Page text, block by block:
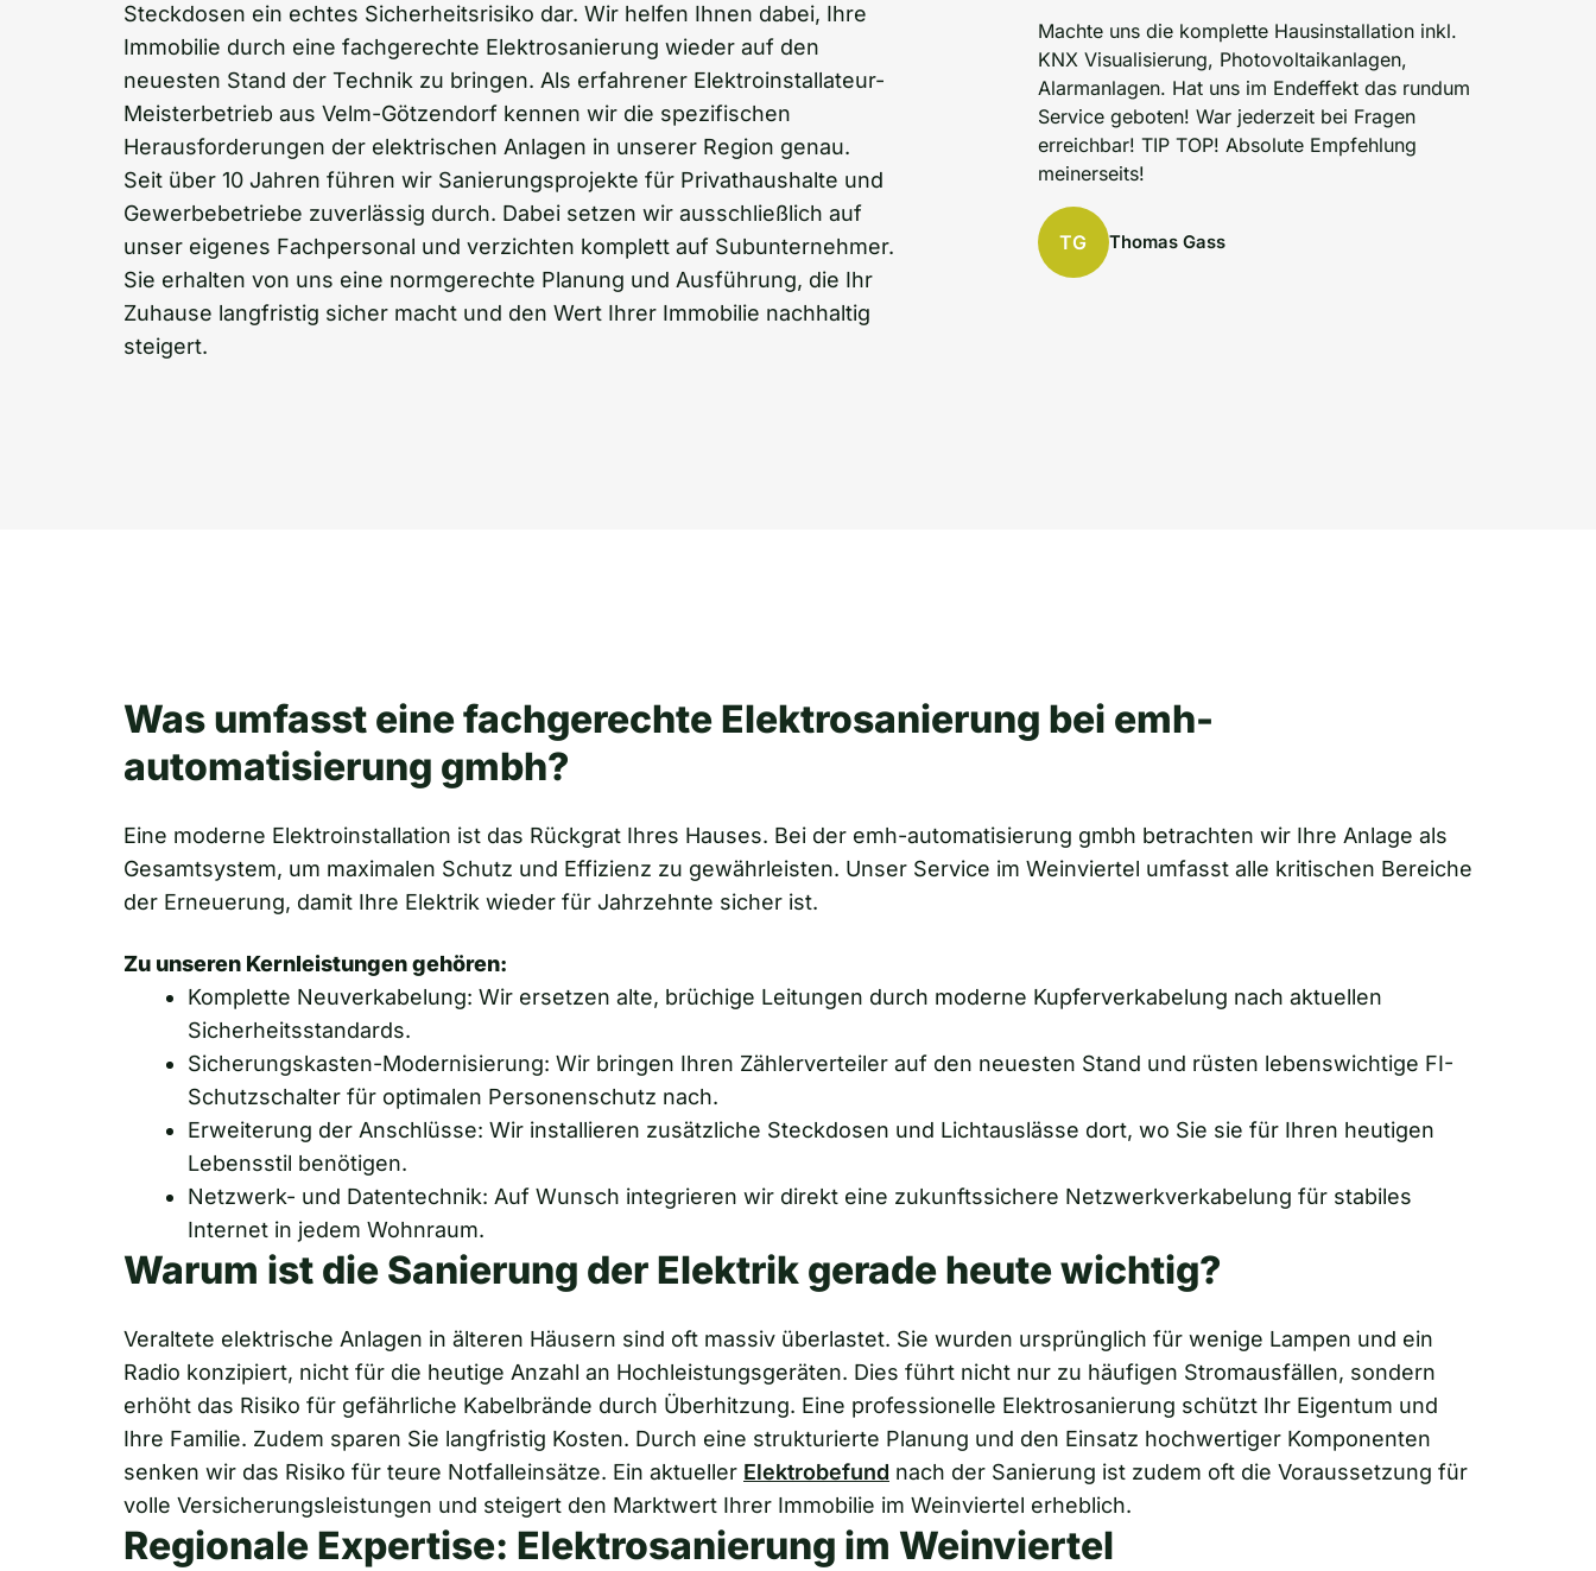
Steckdosen ein echtes Sicherheitsrisiko dar. Wir helfen Ihnen dabei, Ihre
Immobilie durch eine fachgerechte Elektrosanierung wieder auf den
neuesten Stand der Technik zu bringen. Als erfahrener Elektroinstallateur-
Meisterbetrieb aus Velm-Götzendorf kennen wir die spezifischen
Herausforderungen der elektrischen Anlagen in unserer Region genau.
Seit über 10 Jahren führen wir Sanierungsprojekte für Privathaushalte und
Gewerbebetriebe zuverlässig durch. Dabei setzen wir ausschließlich auf
unser eigenes Fachpersonal und verzichten komplett auf Subunternehmer.
Sie erhalten von uns eine normgerechte Planung und Ausführung, die Ihr
Zuhause langfristig sicher macht und den Wert Ihrer Immobilie nachhaltig
steigert.
Machte uns die komplette Hausinstallation inkl.
KNX Visualisierung, Photovoltaikanlagen,
Alarmanlagen. Hat uns im Endeffekt das rundum
Service geboten! War jederzeit bei Fragen
erreichbar! TIP TOP! Absolute Empfehlung
meinerseits!
TG Thomas Gass
Was umfasst eine fachgerechte Elektrosanierung bei emh-
automatisierung gmbh?
Eine moderne Elektroinstallation ist das Rückgrat Ihres Hauses. Bei der emh-automatisierung gmbh betrachten wir Ihre Anlage als
Gesamtsystem, um maximalen Schutz und Effizienz zu gewährleisten. Unser Service im Weinviertel umfasst alle kritischen Bereiche
der Erneuerung, damit Ihre Elektrik wieder für Jahrzehnte sicher ist.
Zu unseren Kernleistungen gehören:
Komplette Neuverkabelung: Wir ersetzen alte, brüchige Leitungen durch moderne Kupferverkabelung nach aktuellen
Sicherheitsstandards.
Sicherungskasten-Modernisierung: Wir bringen Ihren Zählerverteiler auf den neuesten Stand und rüsten lebenswichtige FI-
Schutzschalter für optimalen Personenschutz nach.
Erweiterung der Anschlüsse: Wir installieren zusätzliche Steckdosen und Lichtauslässe dort, wo Sie sie für Ihren heutigen
Lebensstil benötigen.
Netzwerk- und Datentechnik: Auf Wunsch integrieren wir direkt eine zukunftssichere Netzwerkverkabelung für stabiles
Internet in jedem Wohnraum.
Warum ist die Sanierung der Elektrik gerade heute wichtig?
Veraltete elektrische Anlagen in älteren Häusern sind oft massiv überlastet. Sie wurden ursprünglich für wenige Lampen und ein
Radio konzipiert, nicht für die heutige Anzahl an Hochleistungsgeräten. Dies führt nicht nur zu häufigen Stromausfällen, sondern
erhöht das Risiko für gefährliche Kabelbrände durch Überhitzung. Eine professionelle Elektrosanierung schützt Ihr Eigentum und
Ihre Familie. Zudem sparen Sie langfristig Kosten. Durch eine strukturierte Planung und den Einsatz hochwertiger Komponenten
senken wir das Risiko für teure Notfalleinsätze. Ein aktueller Elektrobefund nach der Sanierung ist zudem oft die Voraussetzung für
volle Versicherungsleistungen und steigert den Marktwert Ihrer Immobilie im Weinviertel erheblich.
Regionale Expertise: Elektrosanierung im Weinviertel